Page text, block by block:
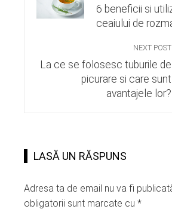
6 beneficii si
ceaiului de
NEXT POST
La ce se folosesc tuburile de
picurare si care sunt
avantajele lor?
LASĂ UN RĂSPUNS
Adresa ta de email nu va fi
obligatorii sunt marcate cu *